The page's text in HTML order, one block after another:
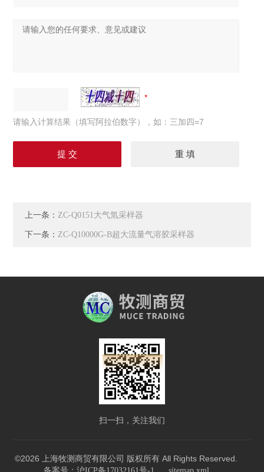
请输入计算结果（填写阿拉伯数字），如：三加四=7
上一条：ZC-Q0151大气氚采样器
下一条：ZC-Q10000G-B超大流量气溶胶采样器
扫一扫，关注我们
©2026 上海牧测商贸有限公司 版权所有 All Rights Reserved.